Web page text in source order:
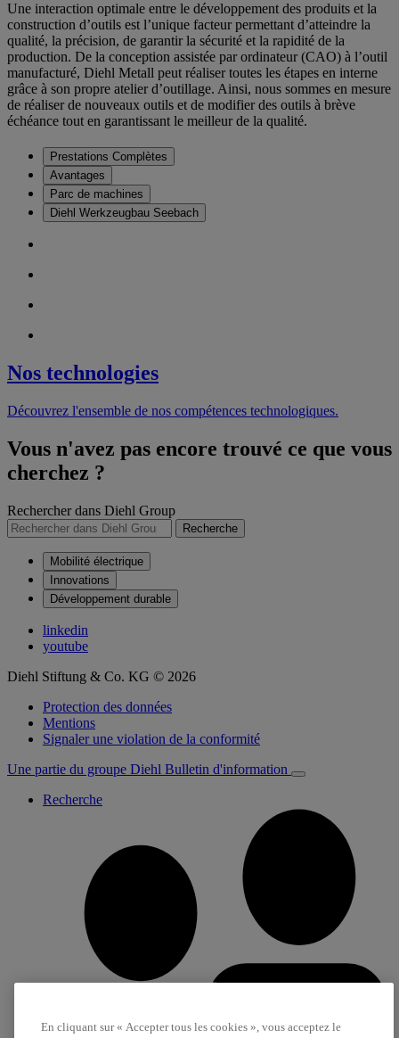
Une interaction optimale entre le développement des produits et la
construction d’outils est l’unique facteur permettant d’atteindre la
qualité, la précision, de garantir la sécurité et la rapidité de la
production. De la conception assistée par ordinateur (CAO) à l’outil
manufacturé, Diehl Metall peut réaliser toutes les étapes en interne
grâce à son propre atelier d’outillage. Ainsi, nous sommes en mesure
de réaliser de nouveaux outils et de modifier des outils à brève
échéance tout en garantissant le meilleur de la qualité.
Prestations Complètes
Avantages
Parc de machines
Diehl Werkzeugbau Seebach
Nos technologies
Découvrez l'ensemble de nos compétences technologiques.
Vous n'avez pas encore trouvé ce que vous
cherchez ?
Rechercher dans Diehl Group
Recherche
Mobilité électrique
Innovations
Développement durable
linkedin
youtube
Diehl Stiftung & Co. KG © 2026
Protection des données
Mentions
Signaler une violation de la conformité
Une partie du groupe Diehl Bulletin d'information
Recherche
En cliquant sur « Accepter tous les cookies », vous acceptez le